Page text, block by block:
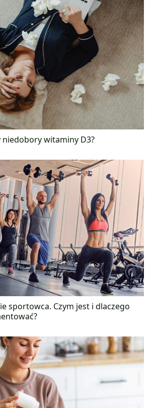
niedobory witaminy D3?
sportowca. Czym jest i dlaczego